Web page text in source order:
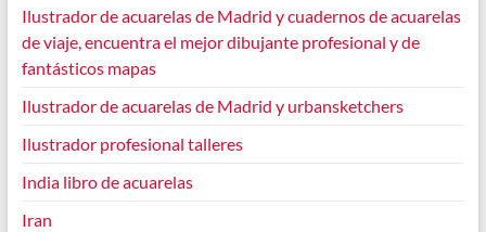
Ilustrador de acuarelas de Madrid y cuadernos de acuarelas
de viaje, encuentra el mejor dibujante profesional y de
fantásticos mapas
Ilustrador de acuarelas de Madrid y urbansketchers
Ilustrador profesional talleres
India libro de acuarelas
Iran